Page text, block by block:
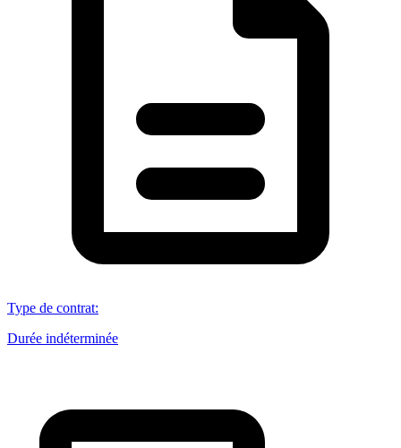
Type de contrat:
Durée indéterminée